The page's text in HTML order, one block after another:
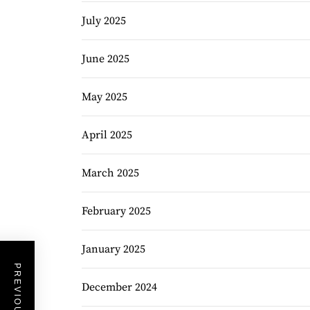
July 2025
June 2025
May 2025
April 2025
March 2025
February 2025
January 2025
December 2024